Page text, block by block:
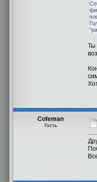
Ты
Cofeman
Гость